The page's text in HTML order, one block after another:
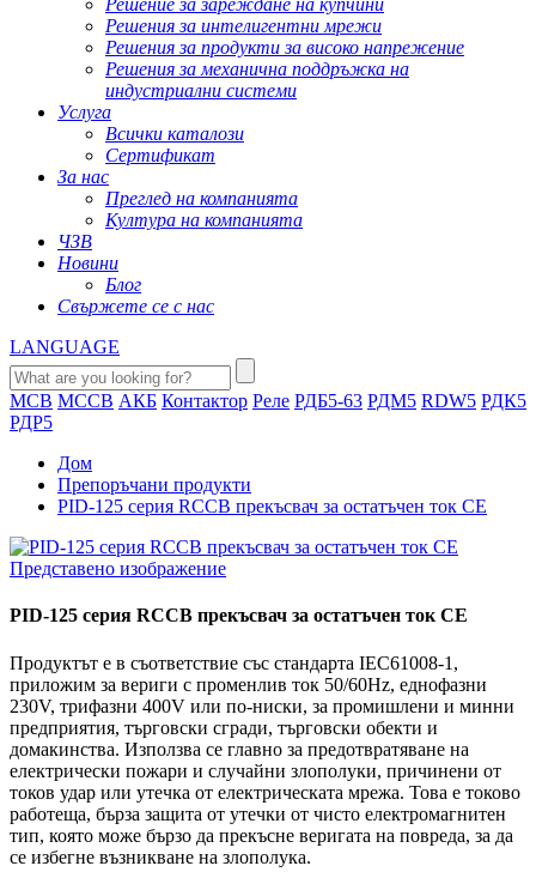
Решение за зареждане на купчини
Решения за интелигентни мрежи
Решения за продукти за високо напрежение
Решения за механична поддръжка на
индустриални системи
Услуга
Всички каталози
Сертификат
За нас
Преглед на компанията
Култура на компанията
ЧЗВ
Новини
Блог
Свържете се с нас
LANGUAGE
MCB MCCB АКБ Контактор Реле РДБ5-63 РДМ5 RDW5 РДК5
РДР5
Дом
Препоръчани продукти
PID-125 серия RCCB прекъсвач за остатъчен ток CE
PID-125 серия RCCB прекъсвач за остатъчен ток CE
Продуктът е в съответствие със стандарта IEC61008-1,
приложим за вериги с променлив ток 50/60Hz, еднофазни
230V, трифазни 400V или по-ниски, за промишлени и минни
предприятия, търговски сгради, търговски обекти и
домакинства. Използва се главно за предотвратяване на
електрически пожари и случайни злополуки, причинени от
токов удар или утечка от електрическата мрежа. Това е токово
работеща, бърза защита от утечки от чисто електромагнитен
тип, която може бързо да прекъсне веригата на повреда, за да
се избегне възникване на злополука.